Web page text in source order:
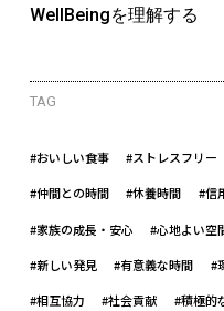
WellBeingを理解する
TAG
#おいしい食事 #ストレスフリー
#仲間との時間 #休養時間 #信
#家族の成長・安心 #心地よい空
#新しい発見 #有意義な時間 #
#相互協力 #社会貢献 #積極的